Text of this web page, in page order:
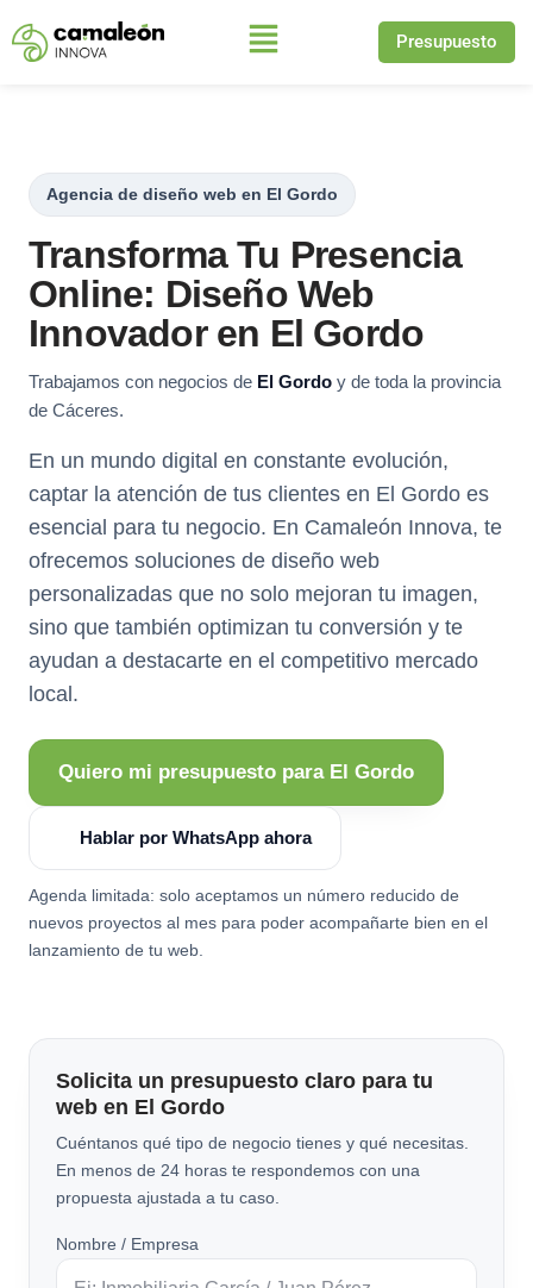
Saltar
Presupuesto
Agencia de diseño web en El Gordo
Transforma Tu Presencia
Online: Diseño Web
Innovador en El Gordo
Trabajamos con negocios de El Gordo y de toda la provincia
de Cáceres.
En un mundo digital en constante evolución,
captar la atención de tus clientes en El Gordo es
esencial para tu negocio. En Camaleón Innova, te
ofrecemos soluciones de diseño web
personalizadas que no solo mejoran tu imagen,
sino que también optimizan tu conversión y te
ayudan a destacarte en el competitivo mercado
local.
Quiero mi presupuesto para El Gordo
Hablar por WhatsApp ahora
Agenda limitada: solo aceptamos un número reducido de
nuevos proyectos al mes para poder acompañarte bien en el
lanzamiento de tu web.
Solicita un presupuesto claro para tu
web en El Gordo
Cuéntanos qué tipo de negocio tienes y qué necesitas.
En menos de 24 horas te respondemos con una
propuesta ajustada a tu caso.
Nombre / Empresa